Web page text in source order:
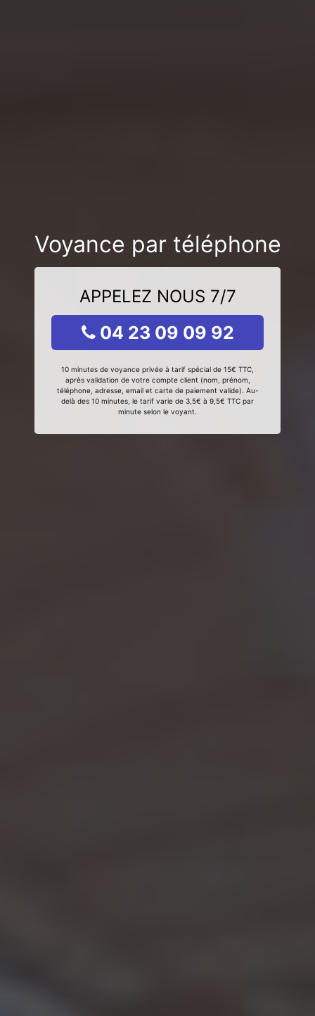
Voyance par téléphone
APPELEZ NOUS 7/7
04 23 09 09 92
10 minutes de voyance privée à tarif spécial de 15€ TTC,
après validation de votre compte client (nom, prénom,
téléphone, adresse, email et carte de paiement valide). Au-
delà des 10 minutes, le tarif varie de 3,5€ à 9,5€ TTC par
minute selon le voyant.